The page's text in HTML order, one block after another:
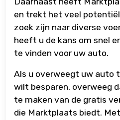
en trekt het veel
zoek zijn naar diverse
heeft u de kans om snel
te vinden voor uw auto.
Als u overweegt uw auto
wilt besparen, overweeg
te maken van de gratis
die Marktplaats biedt.